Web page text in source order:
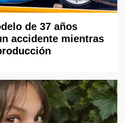
de 37 años
accidente mientras